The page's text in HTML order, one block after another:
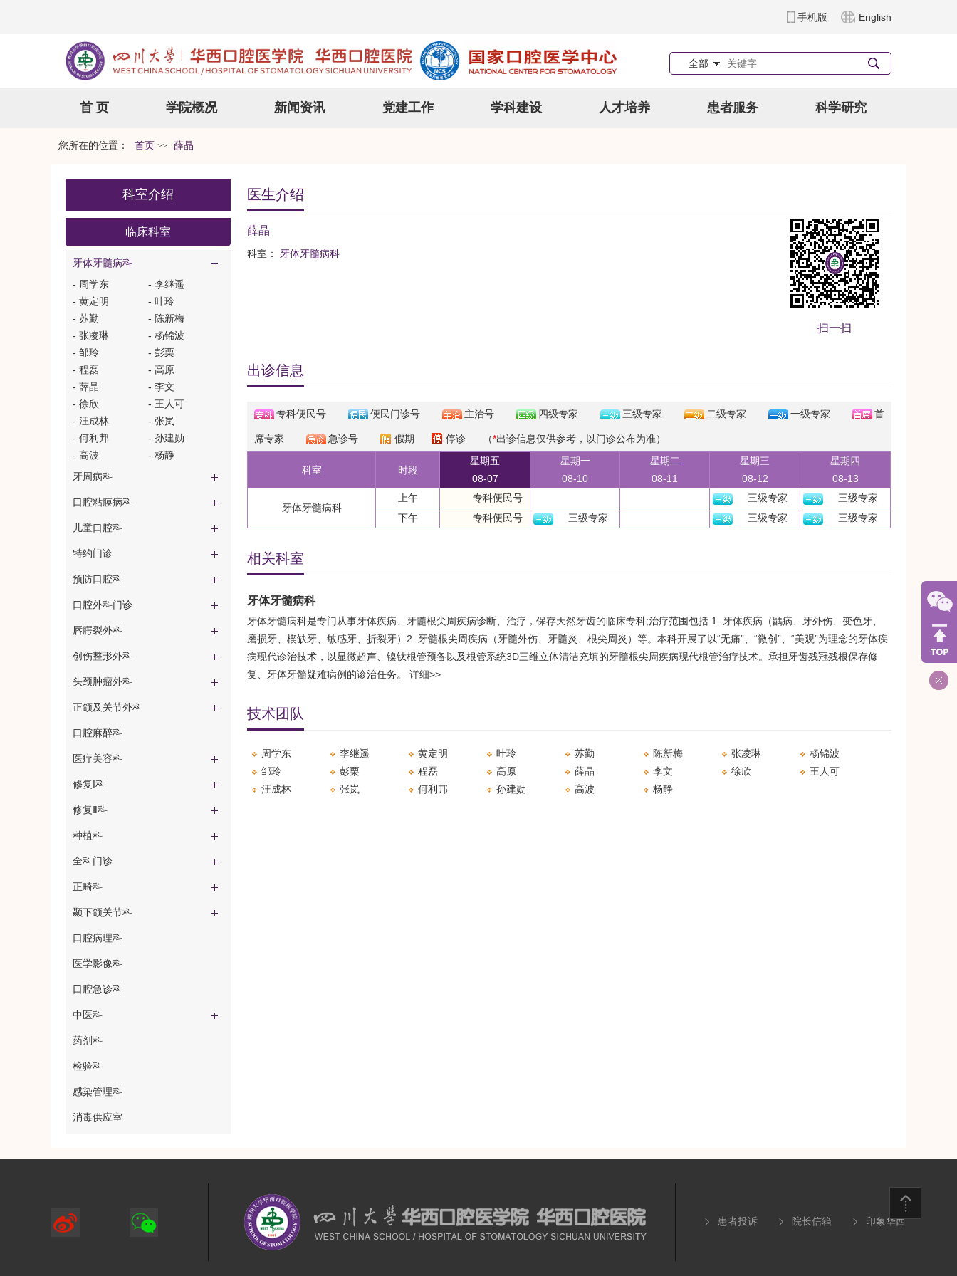
手机版 English
全部
首 页 学院概况 新闻资讯 党建工作 学科建设 人才培养 患者服务 科学研究
您所在的位置： 首页 >> 薛晶
科室介绍
临床科室
牙体牙髓病科
- 周学东
- 李继遥
- 黄定明
- 叶玲
- 苏勤
- 陈新梅
- 张凌琳
- 杨锦波
- 邹玲
- 彭栗
- 程磊
- 高原
- 薛晶
- 李文
- 徐欣
- 王人可
- 汪成林
- 张岚
- 何利邦
- 孙建勋
- 高波
- 杨静
牙周病科
口腔粘膜病科
儿童口腔科
特约门诊
预防口腔科
口腔外科门诊
唇腭裂外科
创伤整形外科
头颈肿瘤外科
正颌及关节外科
口腔麻醉科
医疗美容科
修复I科
修复Ⅱ科
种植科
全科门诊
正畸科
颞下颌关节科
口腔病理科
医学影像科
口腔急诊科
中医科
药剂科
检验科
感染管理科
消毒供应室
医生介绍
薛晶
扫一扫
科室： 牙体牙髓病科
出诊信息
专科便民号 便民门诊号 主治号 四级专家 三级专家 二级专家 一级专家 首
席专家 急诊号 假期 停诊 （*出诊信息仅供参考，以门诊公布为准）
科室 时段
星期五
08-07
星期一
08-10
星期二
08-11
星期三
08-12
星期四
08-13
牙体牙髓病科
上午 专科便民号 三级专家
三级专家
下午
专科便民号 三级专家 三级专家 三级专家
相关科室
牙体牙髓病科
牙体牙髓病科是专门从事牙体疾病、牙髓根尖周疾病诊断、治疗，保存天然牙齿的临床专科;治疗范围包括 1. 牙体疾病（龋病、牙外伤、变色牙、
磨损牙、楔缺牙、敏感牙、折裂牙）2. 牙髓根尖周疾病（牙髓外伤、牙髓炎、根尖周炎）等。本科开展了以“无痛”、“微创”、“美观”为理念的牙体疾
病现代诊治技术，以显微超声、镍钛根管预备以及根管系统3D三维立体清洁充填的牙髓根尖周疾病现代根管治疗技术。承担牙齿残冠残根保存修
复、牙体牙髓疑难病例的诊治任务。详细>>
技术团队
周学东 李继遥 黄定明 叶玲 苏勤 陈新梅 张凌琳
杨锦波
邹玲
彭栗 程磊 高原 薛晶 李文 徐欣
王人可
汪成林
张岚 何利邦 孙建勋 高波 杨静
患者投诉 院长信箱 印象华西